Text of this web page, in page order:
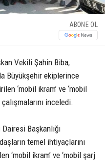
ABONE OL
Vekili Şahin Biba,
Büyükşehir ekiplerince
‘mobil ikram’ ve ‘mobil
inceledi.
Başkanlığı
temel ihtiyaçlarını
‘mobil ikram’ ve ‘mobil şarj